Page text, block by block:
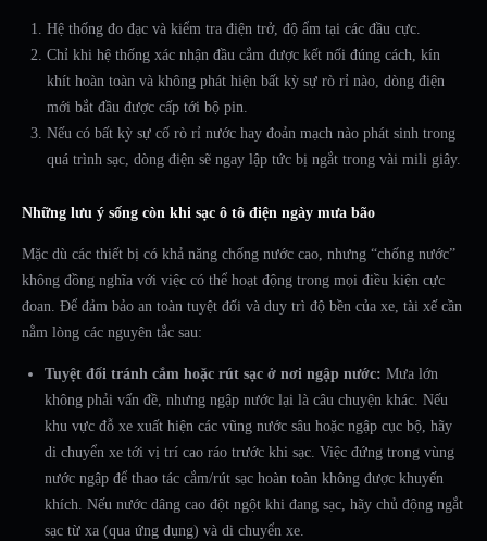
Hệ thống đo đạc và kiểm tra điện trở, độ ẩm tại các đầu cực.
Chỉ khi hệ thống xác nhận đầu cắm được kết nối đúng cách, kín
khít hoàn toàn và không phát hiện bất kỳ sự rò rỉ nào, dòng điện
mới bắt đầu được cấp tới bộ pin.
Nếu có bất kỳ sự cố rò rỉ nước hay đoản mạch nào phát sinh trong
quá trình sạc, dòng điện sẽ ngay lập tức bị ngắt trong vài mili giây.
Những lưu ý sống còn khi sạc ô tô điện ngày mưa bão
Mặc dù các thiết bị có khả năng chống nước cao, nhưng “chống nước”
không đồng nghĩa với việc có thể hoạt động trong mọi điều kiện cực
đoan. Để đảm bảo an toàn tuyệt đối và duy trì độ bền của xe, tài xế cần
nằm lòng các nguyên tắc sau:
Tuyệt đối tránh cắm hoặc rút sạc ở nơi ngập nước: Mưa lớn
không phải vấn đề, nhưng ngập nước lại là câu chuyện khác. Nếu
khu vực đỗ xe xuất hiện các vũng nước sâu hoặc ngập cục bộ, hãy
di chuyển xe tới vị trí cao ráo trước khi sạc. Việc đứng trong vùng
nước ngập để thao tác cắm/rút sạc hoàn toàn không được khuyến
khích. Nếu nước dâng cao đột ngột khi đang sạc, hãy chủ động ngắt
sạc từ xa (qua ứng dụng) và di chuyển xe.